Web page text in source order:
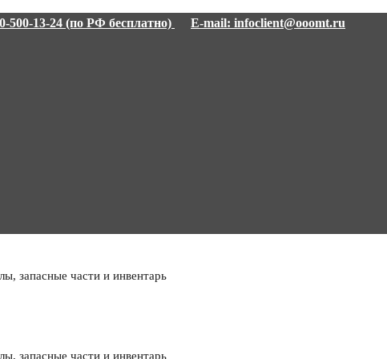
500-13-24 (по РФ бесплатно) E-mail: infoclient@ooomt.ru
запасные части и инвентарь
запасные части и инвентарь